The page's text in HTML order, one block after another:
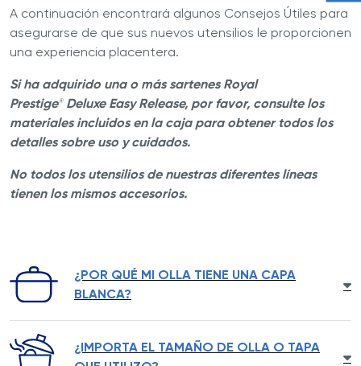
A continuación encontrará algunos Consejos Útiles para
asegurarse de que sus nuevos utensilios le proporcionen
una experiencia placentera.
Si ha adquirido una o más sartenes Royal
Prestige® Deluxe Easy Release, por favor, consulte los
materiales incluidos en la caja para obtener todos los
detalles sobre uso y cuidados.
No todos los utensilios de nuestras diferentes líneas
tienen los mismos accesorios.
¿POR QUÉ MI OLLA TIENE UNA CAPA
BLANCA?
Los minerales en el agua o almidones en la comida
¿IMPORTA EL TAMAÑO DE OLLA O TAPA